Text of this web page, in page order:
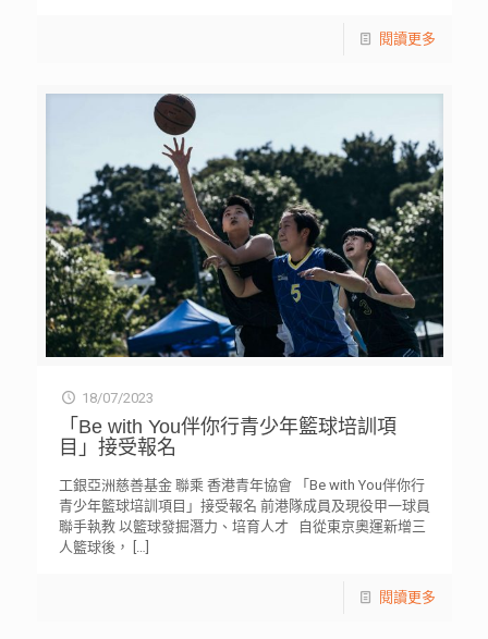
閱讀更多
18/07/2023
「Be with You伴你行青少年籃球培訓項
目」接受報名
工銀亞洲慈善基金 聯乘 香港青年協會 「Be with You伴你行
青少年籃球培訓項目」接受報名 前港隊成員及現役甲一球員
聯手執教 以籃球發掘潛力、培育人才 自從東京奧運新增三
人籃球後，
[…]
閱讀更多